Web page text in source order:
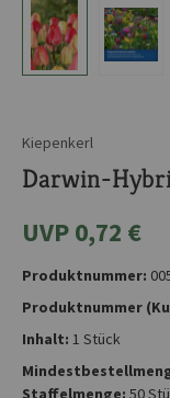
Kiepenkerl
Darwin-
UVP 0,72 €
Produktnummer:
Produktnummer
Inhalt: 1 Stück
Staffelmenge: 50